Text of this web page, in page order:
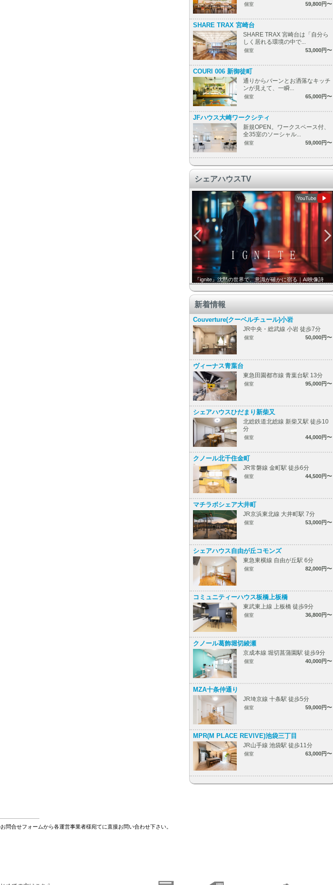
個室 59,800円〜
SHARE TRAX 宮崎台
SHARE TRAX 宮崎台は「自分ら
しく居れる環境の中で...
個室 53,000円〜
COURI 006 新御徒町
通りからバーンとお洒落なキッチ
ンが見えて、一瞬...
個室 65,000円〜
JFハウス大崎ワークシティ
新規OPEN。ワークスペース付、
全35室のソーシャル...
個室 59,000円〜
シェアハウスTV
『ignite』沈黙の世界で、意識が確かに宿る｜AI映像詩
新着情報
Couverture(クーベルチュール)小岩
JR中央・総武線 小岩 徒歩7分
個室 50,000円〜
ヴィーナス青葉台
東急田園都市線 青葉台駅 13分
個室 95,000円〜
シェアハウスひだまり新柴又
北総鉄道北総線 新柴又駅 徒歩10
分
個室 44,000円〜
クノール北千住金町
JR常磐線 金町駅 徒歩6分
個室 44,500円〜
マチラボシェア大井町
JR京浜東北線 大井町駅 7分
個室 53,000円〜
シェアハウス自由が丘コモンズ
東急東横線 自由が丘駅 6分
個室 82,000円〜
コミュニティーハウス板橋上板橋
東武東上線 上板橋 徒歩9分
個室 36,800円〜
クノール葛飾堀切綾瀬
京成本線 堀切菖蒲園駅 徒歩9分
個室 40,000円〜
MZA十条仲通り
JR埼京線 十条駅 徒歩5分
個室 59,000円〜
MPR(M PLACE REVIVE)池袋三丁目
JR山手線 池袋駅 徒歩11分
個室 63,000円〜
合せフォームから各運営事業者様宛てに直接お問い合わせ下さい。